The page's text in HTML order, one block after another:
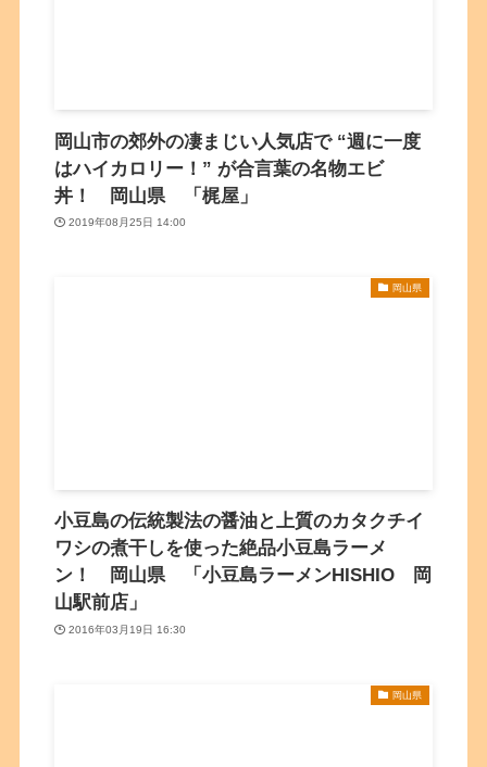
岡山市の郊外の凄まじい人気店で “週に一度
はハイカロリー！” が合言葉の名物エビ
丼！ 岡山県 「梶屋」
2019年08月25日 14:00
岡山県
小豆島の伝統製法の醤油と上質のカタクチイ
ワシの煮干しを使った絶品小豆島ラーメ
ン！ 岡山県 「小豆島ラーメンHISHIO 岡
山駅前店」
2016年03月19日 16:30
岡山県